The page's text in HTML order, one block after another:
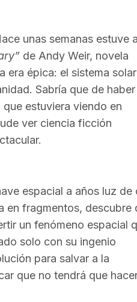
unas semanas estuve a
de Andy Weir, novela
era épica: el sistema solar
Sabría que de
estuviera viendo en
ver ciencia ficción
espacial a años luz de
en fragmentos, descubre
un fenómeno espacial
solo con su ingenio
para salvar a la
que no tendrá que